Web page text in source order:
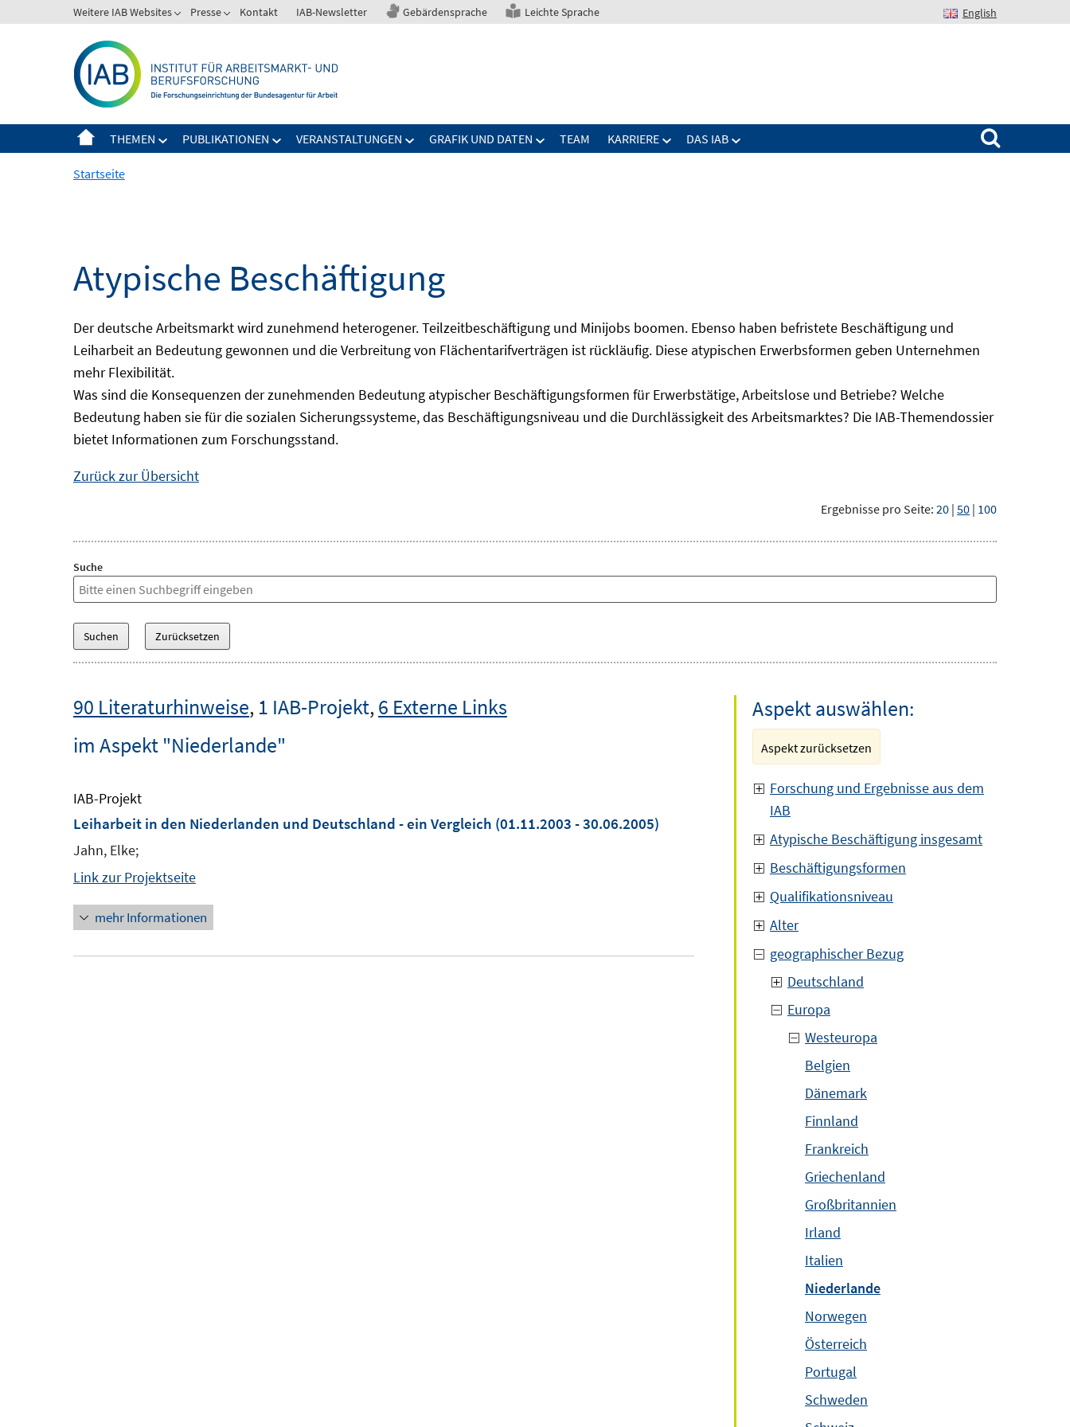
zum
Weitere IAB Websites Presse Kontakt IAB-Newsletter Gebärdensprache Leichte Sprache English
THEMEN PUBLIKATIONEN VERANSTALTUNGEN GRAFIK UND DATEN TEAM KARRIERE DAS IAB
Suchen nach:
Startseite
Atypische Beschäftigung
Der deutsche Arbeitsmarkt wird zunehmend heterogener. Teilzeitbeschäftigung und Minijobs boomen. Ebenso haben befristete Beschäftigung und
Leiharbeit an Bedeutung gewonnen und die Verbreitung von Flächentarifverträgen ist rückläufig. Diese atypischen Erwerbsformen geben Unternehmen
mehr Flexibilität.
Was sind die Konsequenzen der zunehmenden Bedeutung atypischer Beschäftigungsformen für Erwerbstätige, Arbeitslose und Betriebe? Welche
Bedeutung haben sie für die sozialen Sicherungssysteme, das Beschäftigungsniveau und die Durchlässigkeit des Arbeitsmarktes? Die IAB-Themendossier
bietet Informationen zum Forschungsstand.
Zurück zur Übersicht
Ergebnisse pro Seite: 20 | 50 | 100
Suche
90 Literaturhinweise, 1 IAB-Projekt,6 Externe Links
im Aspekt "Niederlande"
IAB-Projekt
Leiharbeit in den Niederlanden und Deutschland - ein Vergleich (01.11.2003 - 30.06.2005)
Jahn, Elke;
Link zur Projektseite
mehr Informationen
Aspekt auswählen:
Aspekt zurücksetzen
Forschung und Ergebnisse aus dem
IAB
Atypische Beschäftigung insgesamt
Beschäftigungsformen
Qualifikationsniveau
Alter
geographischer Bezug
Deutschland
Europa
Westeuropa
Belgien
Dänemark
Finnland
Frankreich
Griechenland
Großbritannien
Irland
Italien
Niederlande
Norwegen
Österreich
Portugal
Schweden